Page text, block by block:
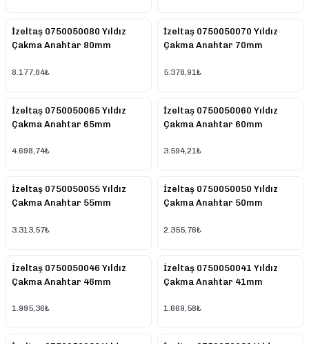
İzeltaş 0750050080 Yıldız
Çakma Anahtar 80mm
8.177,84₺
İzeltaş 0750050070 Yıldız
Çakma Anahtar 70mm
5.378,91₺
İzeltaş 0750050065 Yıldız
Çakma Anahtar 65mm
4.698,74₺
İzeltaş 0750050060 Yıldız
Çakma Anahtar 60mm
3.594,21₺
İzeltaş 0750050055 Yıldız
Çakma Anahtar 55mm
3.313,57₺
İzeltaş 0750050050 Yıldız
Çakma Anahtar 50mm
2.355,76₺
İzeltaş 0750050046 Yıldız
Çakma Anahtar 46mm
1.995,36₺
İzeltaş 0750050041 Yıldız
Çakma Anahtar 41mm
1.669,58₺